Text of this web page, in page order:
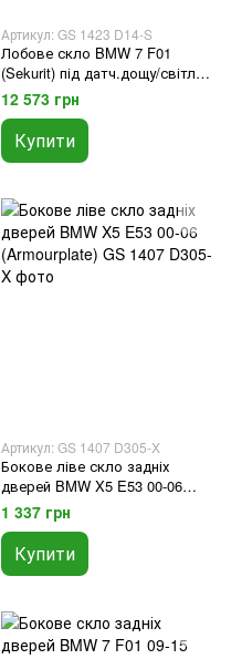
Артикул: GS 1423 D14-S
Лобове скло BMW 7 F01
(Sekurit) під датч.дощу/світла,
камера ніч. бачення
12 573 грн
Купити
Артикул: GS 1407 D305-X
Бокове ліве скло задніх
дверей BMW X5 E53 00-06
(Armourplate)
1 337 грн
Купити